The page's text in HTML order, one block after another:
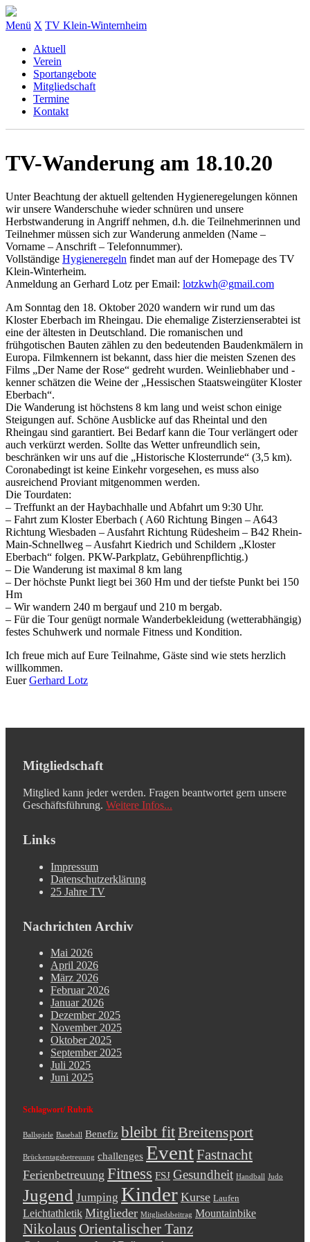
Menü X TV Klein-Winternheim
Aktuell
Verein
Sportangebote
Mitgliedschaft
Termine
Kontakt
TV-Wanderung am 18.10.20
Unter Beachtung der aktuell geltenden Hygieneregelungen können
wir unsere Wanderschuhe wieder schnüren und unsere
Herbstwanderung in Angriff nehmen, d.h. die Teilnehmerinnen und
Teilnehmer müssen sich zur Wanderung anmelden (Name –
Vorname – Anschrift – Telefonnummer).
Vollständige Hygieneregeln findet man auf der Homepage des TV
Klein-Winterheim.
Anmeldung an Gerhard Lotz per Email: lotzkwh@gmail.com
Am Sonntag den 18. Oktober 2020 wandern wir rund um das
Kloster Eberbach im Rheingau. Die ehemalige Zisterzienserabtei ist
eine der ältesten in Deutschland. Die romanischen und
frühgotischen Bauten zählen zu den bedeutenden Baudenkmälern in
Europa. Filmkennern ist bekannt, dass hier die meisten Szenen des
Films „Der Name der Rose“ gedreht wurden. Weinliebhaber und -
kenner schätzen die Weine der „Hessischen Staatsweingüter Kloster
Eberbach“.
Die Wanderung ist höchstens 8 km lang und weist schon einige
Steigungen auf. Schöne Ausblicke auf das Rheintal und den
Rheingau sind garantiert. Bei Bedarf kann die Tour verlängert oder
auch verkürzt werden. Sollte das Wetter unfreundlich sein,
beschränken wir uns auf die „Historische Klosterrunde“ (3,5 km).
Coronabedingt ist keine Einkehr vorgesehen, es muss also
ausreichend Proviant mitgenommen werden.
Die Tourdaten:
– Treffunkt an der Haybachhalle und Abfahrt um 9:30 Uhr.
– Fahrt zum Kloster Eberbach ( A60 Richtung Bingen – A643
Richtung Wiesbaden – Ausfahrt Richtung Rüdesheim – B42 Rhein-
Main-Schnellweg – Ausfahrt Kiedrich und Schildern „Kloster
Eberbach“ folgen. PKW-Parkplatz, Gebührenpflichtig.)
– Die Wanderung ist maximal 8 km lang
– Der höchste Punkt liegt bei 360 Hm und der tiefste Punkt bei 150
Hm
– Wir wandern 240 m bergauf und 210 m bergab.
– Für die Tour genügt normale Wanderbekleidung (wetterabhängig)
festes Schuhwerk und normale Fitness und Kondition.
Ich freue mich auf Eure Teilnahme, Gäste sind wie stets herzlich
willkommen.
EuerGerhard Lotz
Mitgliedschaft
Mitglied kann jeder werden. Fragen beantwortet gern unsere
Geschäftsführung. Weitere Infos...
Links
Impressum
Datenschutzerklärung
25 Jahre TV
Nachrichten Archiv
Mai 2026
April 2026
März 2026
Februar 2026
Januar 2026
Dezember 2025
November 2025
Oktober 2025
September 2025
Juli 2025
Juni 2025
Schlagwort/ Rubrik
Ballspiele Baseball Benefiz bleibt fitBreitensport
Brückentagsbetreuung challenges EventFastnacht
Ferienbetreuung Fitness FSJ Gesundheit Handball Judo
Jugend Jumping Kinder Kurse Laufen
Leichtathletik Mitglieder Mitgliedsbeitrag Mountainbike
Nikolaus Orientalischer Tanz